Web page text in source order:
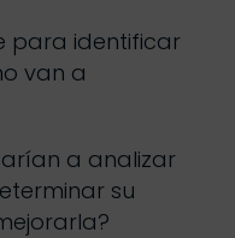
para identificar
van a
a analizar
su